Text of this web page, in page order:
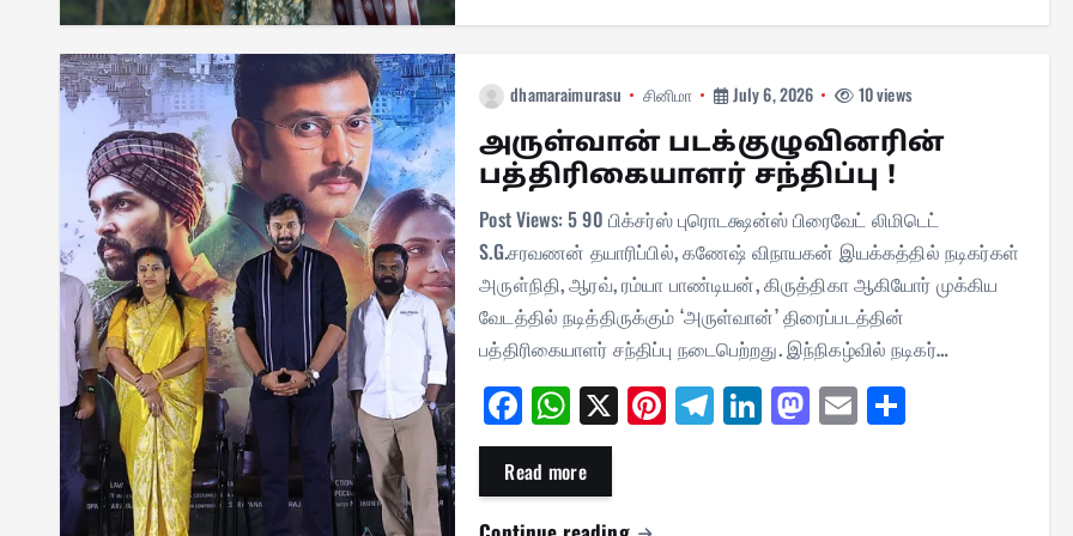
dhamaraimurasu சினிமா July 6, 2026 10 views
அருள்வான் படக்குழுவினரின்
பத்திரிகையாளர் சந்திப்பு !
Post Views: 5 90 பிக்சர்ஸ் புரொடக்ஷன்ஸ் பிரைவேட் லிமிடெட்
S.G.சரவணன் தயாரிப்பில், கணேஷ் விநாயகன் இயக்கத்தில் நடிகர்கள்
அருள்நிதி, ஆரவ், ரம்யா பாண்டியன், கிருத்திகா ஆகியோர் முக்கிய
வேடத்தில் நடித்திருக்கும் ‘அருள்வான்’ திரைப்படத்தின்
பத்திரிகையாளர் சந்திப்பு நடைபெற்றது. இந்நிகழ்வில் நடிகர்…
Fa
ce
bo
ok
W
ha
ts
A
X Pi
nt
Te
le
Li
nk
M
as
E
m
Read more